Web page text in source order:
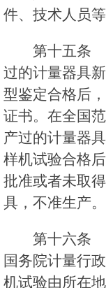
件、技术人员
第十五条
过的计量器具
型鉴定合格后
证书。在全国
产过的计量器
样机试验合格
批准或者未取
具，不准生产。
第十六条
国务院计量行
机试验由所在